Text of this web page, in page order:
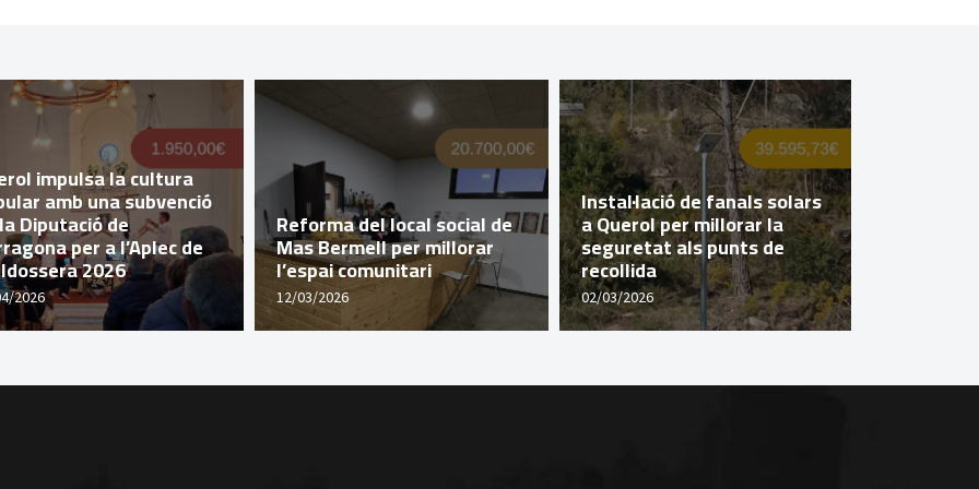
impulsa la cultura
amb una subvenció
Diputació de
per a l’Aplec de
2026
2026
Reforma del local social de
Mas Bermell per millorar
l’espai comunitari
12/03/2026
Instal·lació de fanals solars
a Querol per millorar la
seguretat als punts de
recollida
02/03/2026